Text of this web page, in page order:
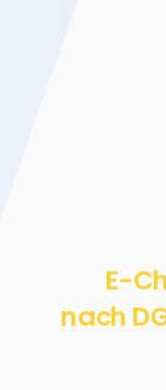
E-
nach